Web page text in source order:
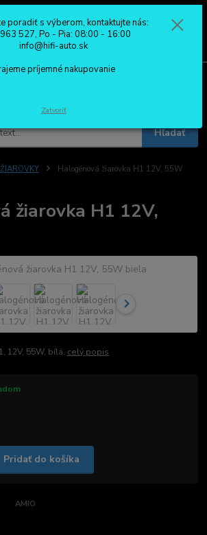
Hľadať
Halogénová žiarovka H1 12V, 55W
žiarovka H1 12V,
12V, 55W, bílá. celý popis
Pridať do košíka
AMIO
poradiť s výberom, kontaktujte nás:
527, Po - Pia: 08:00 - 16:00
info@hifi-auto.sk
príjemné nakupovanie
Zatvoriť